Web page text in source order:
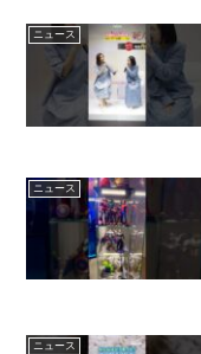
ニュース
ニュース
ニュース